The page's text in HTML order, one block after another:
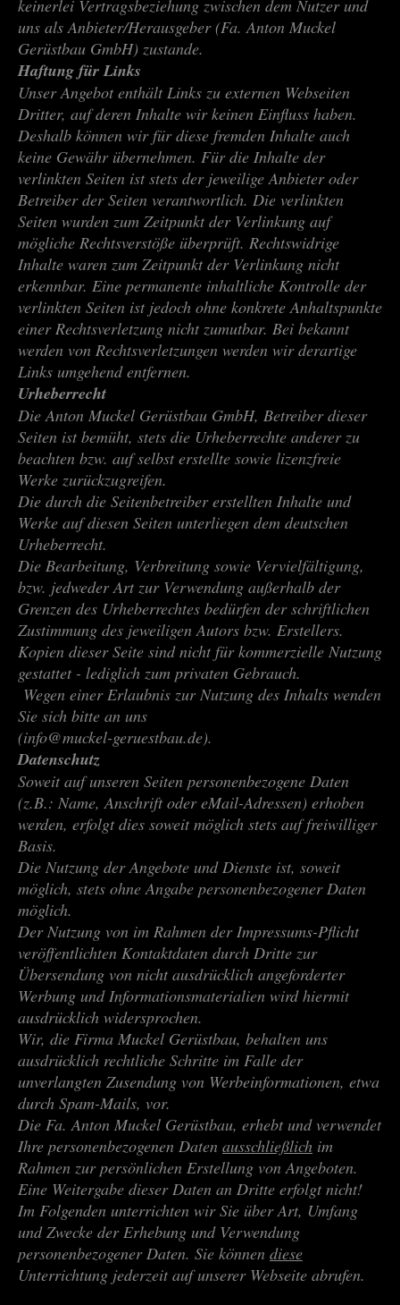
keinerlei Vertragsbeziehung zwischen dem Nutzer und
uns als Anbieter/Herausgeber (Fa. Anton Muckel
Gerüstbau GmbH) zustande.
Haftung für Links
Unser Angebot enthält Links zu externen Webseiten
Dritter, auf deren Inhalte wir keinen Einfluss haben.
Deshalb können wir für diese fremden Inhalte auch
keine Gewähr übernehmen. Für die Inhalte der
verlinkten Seiten ist stets der jeweilige Anbieter oder
Betreiber der Seiten verantwortlich. Die verlinkten
Seiten wurden zum Zeitpunkt der Verlinkung auf
mögliche Rechtsverstöße überprüft. Rechtswidrige
Inhalte waren zum Zeitpunkt der Verlinkung nicht
erkennbar. Eine permanente inhaltliche Kontrolle der
verlinkten Seiten ist jedoch ohne konkrete Anhaltspunkte
einer Rechtsverletzung nicht zumutbar. Bei bekannt
werden von Rechtsverletzungen werden wir derartige
Links umgehend entfernen.
Urheberrecht
Die Anton Muckel Gerüstbau GmbH, Betreiber dieser
Seiten ist bemüht, stets die Urheberrechte anderer zu
beachten bzw. auf selbst erstellte sowie lizenzfreie
Werke zurückzugreifen.
Die durch die Seitenbetreiber erstellten Inhalte und
Werke auf diesen Seiten unterliegen dem deutschen
Urheberrecht.
Die Bearbeitung, Verbreitung sowie Vervielfältigung,
bzw. jedweder Art zur Verwendung außerhalb der
Grenzen des Urheberrechtes bedürfen der schriftlichen
Zustimmung des jeweiligen Autors bzw. Erstellers.
Kopien dieser Seite sind nicht für kommerzielle Nutzung
gestattet - lediglich zum privaten Gebrauch.
Wegen einer Erlaubnis zur Nutzung des Inhalts wenden
Sie sich bitte an uns
(info@muckel-geruestbau.de).
Datenschutz
Soweit auf unseren Seiten personenbezogene Daten
(z.B.: Name, Anschrift oder eMail-Adressen) erhoben
werden, erfolgt dies soweit möglich stets auf freiwilliger
Basis.
Die Nutzung der Angebote und Dienste ist, soweit
möglich, stets ohne Angabe personenbezogener Daten
möglich.
Der Nutzung von im Rahmen der Impressums-Pflicht
veröffentlichten Kontaktdaten durch Dritte zur
Übersendung von nicht ausdrücklich angeforderter
Werbung und Informationsmaterialien wird hiermit
ausdrücklich widersprochen.
Wir, die Firma Muckel Gerüstbau, behalten uns
ausdrücklich rechtliche Schritte im Falle der
unverlangten Zusendung von Werbeinformationen, etwa
durch Spam-Mails, vor.
Die Fa. Anton Muckel Gerüstbau, erhebt und verwendet
Ihre personenbezogenen Daten ausschließlich im
Rahmen zur persönlichen Erstellung von Angeboten.
Eine Weitergabe dieser Daten an Dritte erfolgt nicht!
Im Folgenden unterrichten wir Sie über Art, Umfang
und Zwecke der Erhebung und Verwendung
personenbezogener Daten. Sie können diese
Unterrichtung jederzeit auf unserer Webseite abrufen.